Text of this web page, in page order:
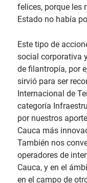
felices, porque les
Estado no había
Este tipo de
social corporativa
de filantropía, por
sirvió para ser
Internacional de
categoría
por nuestros
Cauca más
También nos
operadores de
Cauca, y en el
en el campo de